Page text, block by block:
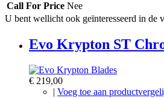
Call For Price Nee
U bent wellicht ook geïnteresseerd in de
Evo Krypton ST
€ 219,00
| Voeg toe aan